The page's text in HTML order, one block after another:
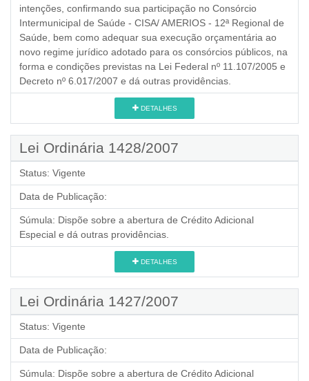
intenções, confirmando sua participação no Consórcio
Intermunicipal de Saúde - CISA/ AMERIOS - 12ª Regional de
Saúde, bem como adequar sua execução orçamentária ao
novo regime jurídico adotado para os consórcios públicos, na
forma e condições previstas na Lei Federal nº 11.107/2005 e
Decreto nº 6.017/2007 e dá outras providências.
DETALHES
Lei Ordinária 1428/2007
Status: Vigente
Data de Publicação:
Súmula: Dispõe sobre a abertura de Crédito Adicional
Especial e dá outras providências.
DETALHES
Lei Ordinária 1427/2007
Status: Vigente
Data de Publicação:
Súmula: Dispõe sobre a abertura de Crédito Adicional